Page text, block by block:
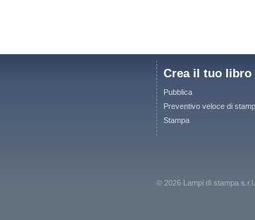
Crea il tuo libro
Pubblica
Preventivo veloce di
Stampa
© 2026 Lampi di stampa